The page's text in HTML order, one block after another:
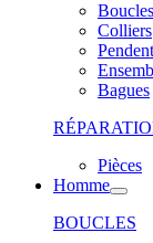
Boucles
Colliers
Bagues
Pièces
Homme
BOUCLES